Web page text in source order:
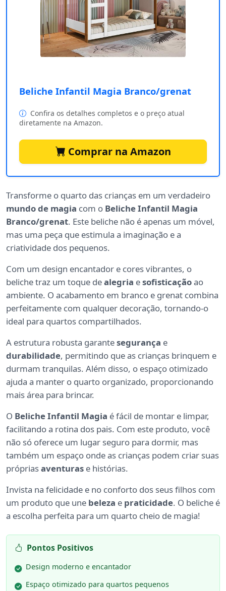
Beliche Infantil Magia Branco/grenat
Confira os detalhes completos e o preço atual
diretamente na Amazon.
Comprar na Amazon
Transforme o quarto das crianças em um verdadeiro
mundo de magia com o Beliche Infantil Magia
Branco/grenat. Este beliche não é apenas um móvel,
mas uma peça que estimula a imaginação e a
criatividade dos pequenos.
Com um design encantador e cores vibrantes, o
beliche traz um toque dealegria esofisticaçãoao
ambiente. O acabamento em branco e grenat combina
perfeitamente com qualquer decoração, tornando-o
ideal para quartos compartilhados.
A estrutura robusta garantesegurança e
durabilidade, permitindo que as crianças brinquem e
durmam tranquilas. Além disso, o espaço otimizado
ajuda a manter o quarto organizado, proporcionando
mais área para brincar.
O Beliche Infantil Magia é fácil de montar e limpar,
facilitando a rotina dos pais. Com este produto, você
não só oferece um lugar seguro para dormir, mas
também um espaço onde as crianças podem criar suas
própriasaventuras e histórias.
Invista na felicidade e no conforto dos seus filhos com
um produto que une beleza e praticidade. O beliche é
a escolha perfeita para um quarto cheio de magia!
Pontos Positivos
Design moderno e encantador
Espaço otimizado para quartos pequenos